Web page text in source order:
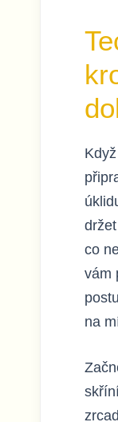
co
vám
na